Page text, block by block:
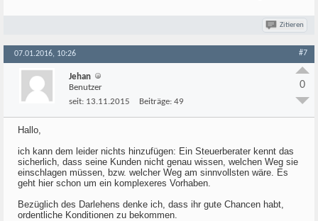
Zitieren
07.01.2016, 10:26 #7
Jehan
Benutzer
seit: 13.11.2015 Beiträge: 49
0
Hallo,
ich kann dem leider nichts hinzufügen: Ein Steuerberater kennt das
sicherlich, dass seine Kunden nicht genau wissen, welchen Weg sie
einschlagen müssen, bzw. welcher Weg am sinnvollsten wäre. Es
geht hier schon um ein komplexeres Vorhaben.
Bezüglich des Darlehens denke ich, dass ihr gute Chancen habt,
ordentliche Konditionen zu bekommen.